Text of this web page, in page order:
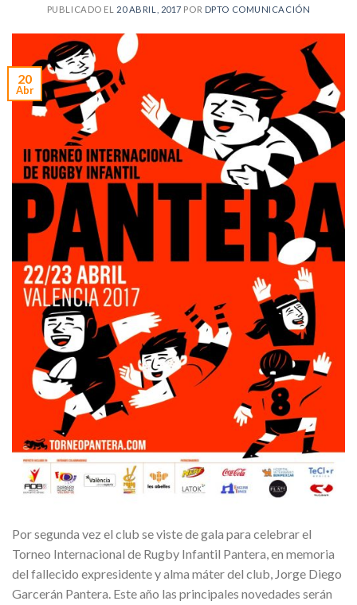
PUBLICADO EL 20 ABRIL, 2017 POR DPTO COMUNICACIÓN
20
Abr
Por segunda vez el club se viste de gala para celebrar el
Torneo Internacional de Rugby Infantil Pantera, en memoria
del fallecido expresidente y alma máter del club, Jorge Diego
Garcerán Pantera. Este año las principales novedades serán